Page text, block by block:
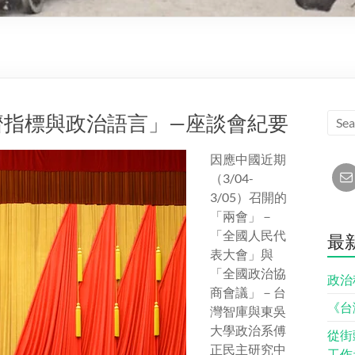
標與政治語言」—座談會紀要
因應中國近期
（3/04-
3/05）召開的
「兩會」－
「全國人民代
表大會」與
「全國政治協
商會議」－台
灣智庫與東吳
大學政治系傅
正民主研究中
最
政
《
從